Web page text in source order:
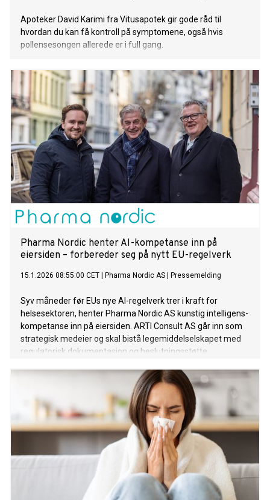
Apoteker David Karimi fra Vitusapotek gir gode råd til
hvordan du kan få kontroll på symptomene, også hvis
pollensesongen allerede er i full gang.
Pharma Nordic henter AI-kompetanse inn på
eiersiden – forbereder seg på nytt EU-regelverk
15.1.2026 08:55:00 CET Pharma Nordic AS Pressemelding
Syv måneder før EUs nye AI-regelverk trer i kraft for
helsesektoren, henter Pharma Nordic AS kunstig intelligens-
kompetanse inn på eiersiden. ARTI Consult AS går inn som
strategisk medeier og skal bistå legemiddelselskapet med
regulatorisk dokumentasjon og beslutningsstøtte.